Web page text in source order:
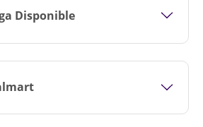
Disponible